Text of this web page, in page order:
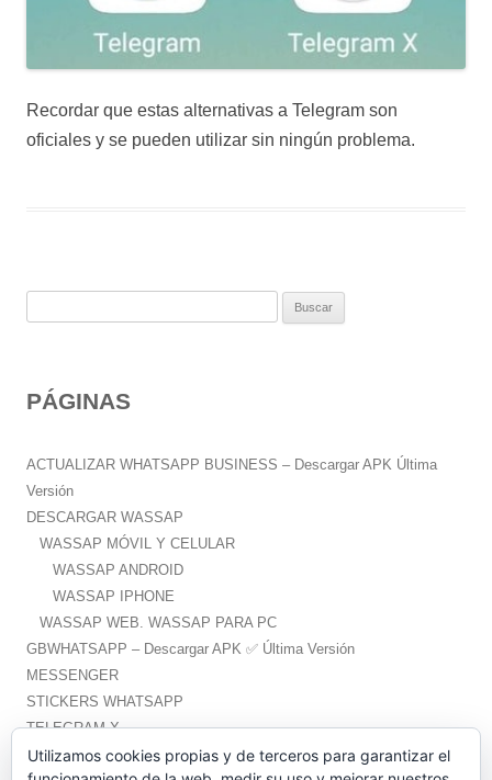
Recordar que estas alternativas a Telegram son
oficiales y se pueden utilizar sin ningún problema.
a
:
PÁGINAS
ACTUALIZAR WHATSAPP BUSINESS – Descargar APK Última
Versión
DESCARGAR WASSAP
WASSAP MÓVIL Y CELULAR
WASSAP ANDROID
WASSAP IPHONE
WASSAP WEB. WASSAP PARA PC
GBWHATSAPP – Descargar APK ✅️ Última Versión
MESSENGER
STICKERS WHATSAPP
TELEGRAM X
WHATSAPP PLUS – Descargar APK ✅️ Última Versión
Utilizamos cookies propias y de terceros para garantizar el